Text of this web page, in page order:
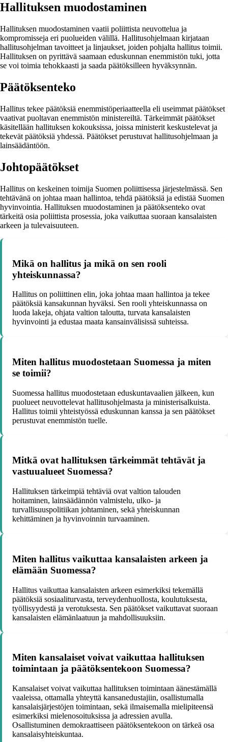
Hallituksen muodostaminen
Hallituksen muodostaminen vaatii poliittista neuvottelua ja
kompromisseja eri puolueiden välillä. Hallitusohjelmaan kirjataan
hallitusohjelman tavoitteet ja linjaukset, joiden pohjalta hallitus toimii.
Hallituksen on pyrittävä saamaan eduskunnan enemmistön tuki, jotta
se voi toimia tehokkaasti ja saada päätöksilleen hyväksynnän.
Päätöksenteko
Hallitus tekee päätöksiä enemmistöperiaatteella eli useimmat päätökset
vaativat puoltavan enemmistön ministereiltä. Tärkeimmät päätökset
käsitellään hallituksen kokouksissa, joissa ministerit keskustelevat ja
tekevät päätöksiä yhdessä. Päätökset perustuvat hallitusohjelmaan ja
lainsäädäntöön.
Johtopäätökset
Hallitus on keskeinen toimija Suomen poliittisessa järjestelmässä. Sen
tehtävänä on johtaa maan hallintoa, tehdä päätöksiä ja edistää Suomen
hyvinvointia. Hallituksen muodostaminen ja päätöksenteko ovat
tärkeitä osia poliittista prosessia, joka vaikuttaa suoraan kansalaisten
arkeen ja tulevaisuuteen.
Mikä on hallitus ja mikä on sen rooli
yhteiskunnassa?
Hallitus on poliittinen elin, joka johtaa maan hallintoa ja tekee
päätöksiä kansakunnan hyväksi. Sen rooli yhteiskunnassa on
luoda lakeja, ohjata valtion taloutta, turvata kansalaisten
hyvinvointi ja edustaa maata kansainvälisissä suhteissa.
Miten hallitus muodostetaan Suomessa ja miten
se toimii?
Suomessa hallitus muodostetaan eduskuntavaalien jälkeen, kun
puolueet neuvottelevat hallitusohjelmasta ja ministerisalkuista.
Hallitus toimii yhteistyössä eduskunnan kanssa ja sen päätökset
perustuvat enemmistön tuelle.
Mitkä ovat hallituksen tärkeimmät tehtävät ja
vastuualueet Suomessa?
Hallituksen tärkeimpiä tehtäviä ovat valtion talouden
hoitaminen, lainsäädännön valmistelu, ulko- ja
turvallisuuspolitiikan johtaminen, sekä yhteiskunnan
kehittäminen ja hyvinvoinnin turvaaminen.
Miten hallitus vaikuttaa kansalaisten arkeen ja
elämään Suomessa?
Hallitus vaikuttaa kansalaisten arkeen esimerkiksi tekemällä
päätöksiä sosiaaliturvasta, terveydenhuollosta, koulutuksesta,
työllisyydestä ja verotuksesta. Sen päätökset vaikuttavat suoraan
kansalaisten elämänlaatuun ja mahdollisuuksiin.
Miten kansalaiset voivat vaikuttaa hallituksen
toimintaan ja päätöksentekoon Suomessa?
Kansalaiset voivat vaikuttaa hallituksen toimintaan äänestämällä
vaaleissa, ottamalla yhteyttä kansanedustajiin, osallistumalla
kansalaisjärjestöjen toimintaan, sekä ilmaisemalla mielipiteensä
esimerkiksi mielenosoituksissa ja adressien avulla.
Osallistuminen demokraattiseen päätöksentekoon on tärkeä osa
kansalaisyhteiskuntaa.